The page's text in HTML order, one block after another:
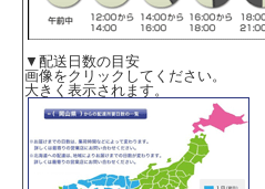
▼配送日数の目安
画像をクリックしてください。
大きく表示されます。